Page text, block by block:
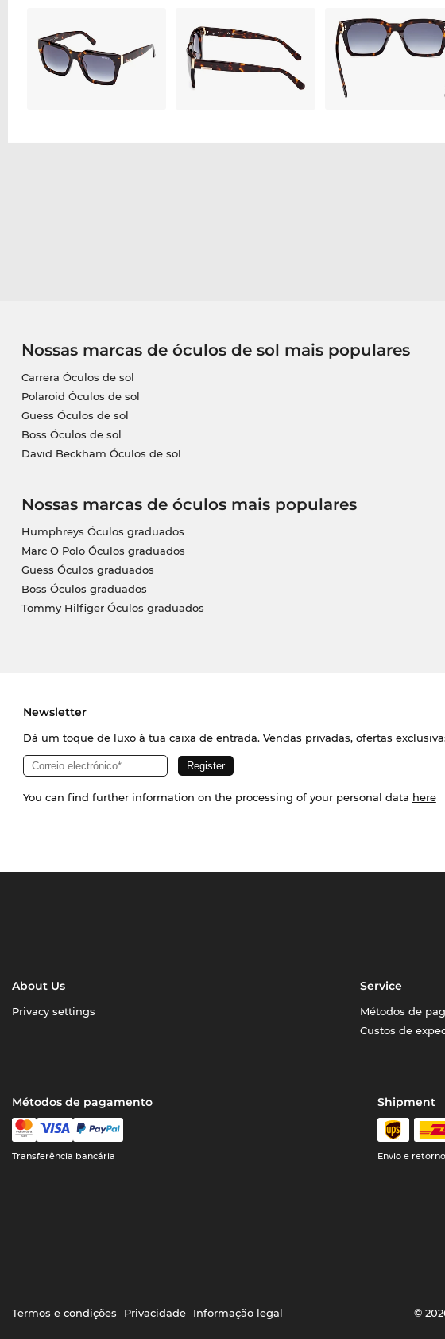
Nossas marcas de óculos de sol mais populares
Carrera Óculos de sol
Polaroid Óculos de sol
Guess Óculos de sol
Boss Óculos de sol
David Beckham Óculos de sol
Nossas marcas de óculos mais populares
Humphreys Óculos graduados
Marc O Polo Óculos graduados
Guess Óculos graduados
Boss Óculos graduados
Tommy Hilfiger Óculos graduados
Newsletter
Dá um toque de luxo à tua caixa de entrada. Vendas privadas, ofertas
You can find further information on the processing of your personal data here
About Us
Privacy settings
Service
Métodos de
Custos de
Métodos de pagamento
Transferência bancária
Shipment
Envio e
Termos e condições Privacidade Informação legal ©